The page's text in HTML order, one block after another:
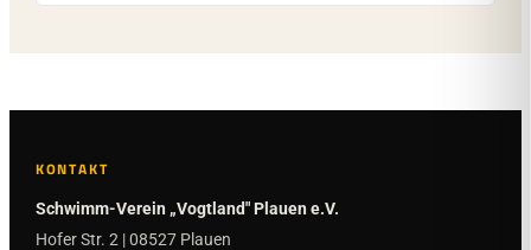
KONTAKT
Schwimm-Verein „Vogtland" Plauen e.V.
Hofer Str. 2 | 08527 Plauen